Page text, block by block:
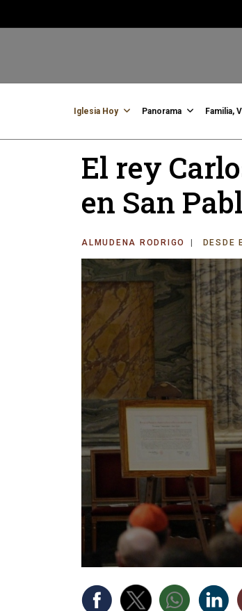
Iglesia Hoy Panorama Familia,
El rey
en San
ALMUDENA RODRIGO DESDE